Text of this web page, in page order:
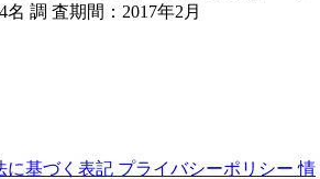
調 査期間：2017年2月
に基づく表記 プライバシーポリシー情